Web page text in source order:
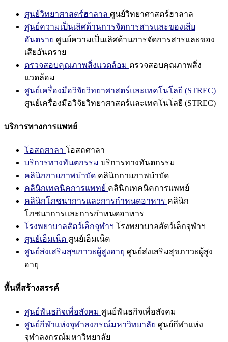
ศูนย์วิทยาศาสตร์ฮาลาล ศูนย์วิทยาศาสตร์ฮาลาล
ศูนย์ความเป็นเลิศด้านการจัดการสารและของเสีย
อันตราย ศูนย์ความเป็นเลิศด้านการจัดการสารและของ
เสียอันตราย
ตรวจสอบคุณภาพสิ่งแวดล้อม ตรวจสอบคุณภาพสิ่ง
แวดล้อม
ศูนย์เครื่องมือวิจัยวิทยาศาสตร์และเทคโนโลยี (STREC)
ศูนย์เครื่องมือวิจัยวิทยาศาสตร์และเทคโนโลยี (STREC)
บริการทางการแพทย์
โอสถศาลา โอสถศาลา
บริการทางทันตกรรม บริการทางทันตกรรม
คลินิกกายภาพบำบัด คลินิกกายภาพบำบัด
คลินิกเทคนิคการแพทย์ คลินิกเทคนิคการแพทย์
คลินิกโภชนาการและการกำหนดอาหาร คลินิก
โภชนาการและการกำหนดอาหาร
โรงพยาบาลสัตว์เล็กจุฬาฯ โรงพยาบาลสัตว์เล็กจุฬาฯ
ศูนย์เอ็มเน็ต ศูนย์เอ็มเน็ต
ศูนย์ส่งเสริมสุขภาวะผู้สูงอายุ ศูนย์ส่งเสริมสุขภาวะผู้สูง
อายุ
พื้นที่สร้างสรรค์
ศูนย์พันธกิจเพื่อสังคม ศูนย์พันธกิจเพื่อสังคม
ศูนย์กีฬาแห่งจุฬาลงกรณ์มหาวิทยาลัย ศูนย์กีฬาแห่ง
จุฬาลงกรณ์มหาวิทยาลัย